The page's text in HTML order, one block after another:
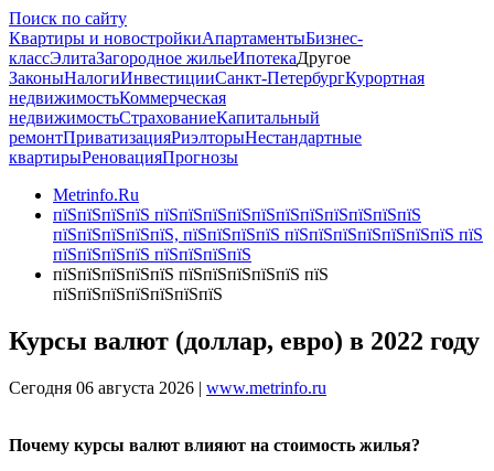
Поиск по сайту
Квартиры и новостройкиАпартаментыБизнес-
классЭлитаЗагородное жильеИпотекаДругое
ЗаконыНалогиИнвестицииСанкт-ПетербургКурортная
недвижимостьКоммерческая
недвижимостьСтрахованиеКапитальный
ремонтПриватизацияРиэлторыНестандартные
квартирыРеновацияПрогнозы
Metrinfo.Ru
пїЅпїЅпїЅпїЅ пїЅпїЅпїЅпїЅпїЅпїЅпїЅпїЅпїЅпїЅпїЅ
пїЅпїЅпїЅпїЅпїЅ, пїЅпїЅпїЅпїЅ пїЅпїЅпїЅпїЅпїЅпїЅпїЅ пїЅ
пїЅпїЅпїЅпїЅ пїЅпїЅпїЅпїЅ
пїЅпїЅпїЅпїЅпїЅ пїЅпїЅпїЅпїЅпїЅ пїЅ
пїЅпїЅпїЅпїЅпїЅпїЅпїЅ
Курсы валют (доллар, евро) в 2022 году
Сегодня 06 августа 2026 | www.metrinfo.ru
Почему курсы валют влияют на стоимость жилья?